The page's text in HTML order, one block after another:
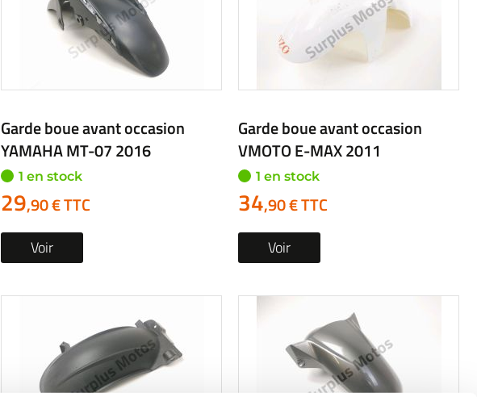
Garde boue avant occasion
YAMAHA MT-07 2016
1 en stock
29,90 € TTC
Voir
Garde boue avant occasion
VMOTO E-MAX 2011
1 en stock
34,90 € TTC
Voir